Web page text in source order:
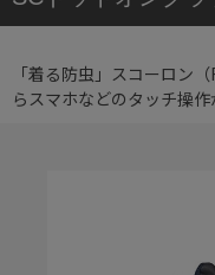
「着る防虫」スコーロン
らスマホなどのタッチ操作